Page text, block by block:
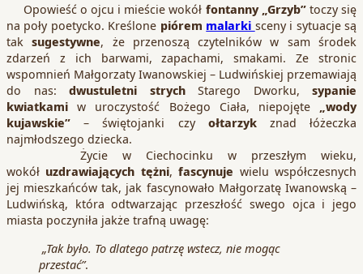
Opowieść o ojcu i mieście wokół fontanny „Grzyb”toczy się
na poły poetycko. Kreślone piórem malarki sceny i sytuacje są
taksugestywne, że przenoszą czytelników w sam środek
zdarzeń z ich barwami, zapachami, smakami. Ze stronic
wspomnień Małgorzaty Iwanowskiej – Ludwińskiej przemawiają
do nas: dwustuletni strychStarego Dworku, sypanie
kwiatkami w uroczystość Bożego Ciała, niepojęte „wody
kujawskie” – świętojanki czy ołtarzyk znad łóżeczka
najmłodszego dziecka.
Życie w Ciechocinku w przeszłym wieku,
wokół uzdrawiających tężni,fascynuje wielu współczesnych
jej mieszkańców tak, jak fascynowało Małgorzatę Iwanowską –
Ludwińską, która odtwarzając przeszłość swego ojca i jego
miasta poczyniła jakże trafną uwagę:
„Tak było. To dlatego patrzę wstecz, nie mogąc
przestać”.